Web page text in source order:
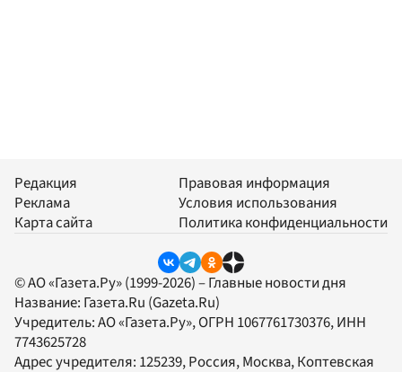
Редакция
Реклама
Карта сайта
Правовая информация
Условия использования
Политика конфиденциальности
© АО «Газета.Ру» (1999-2026) – Главные новости дня
Название: Газета.Ru (Gazeta.Ru)
Учредитель:АО «Газета.Ру», ОГРН 1067761730376, ИНН
7743625728
Адрес учредителя: 125239, Россия, Москва, Коптевская